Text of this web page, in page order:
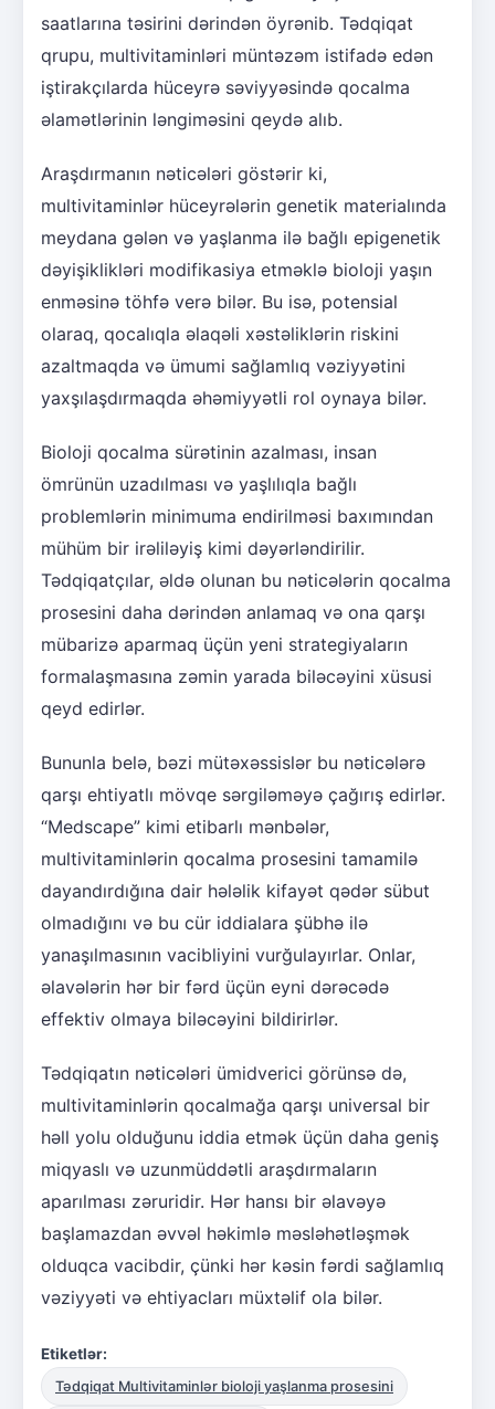
saatlarına təsirini dərindən öyrənib. Tədqiqat
qrupu, multivitaminləri müntəzəm istifadə edən
iştirakçılarda hüceyrə səviyyəsində qocalma
əlamətlərinin ləngiməsini qeydə alıb.
Araşdırmanın nəticələri göstərir ki,
multivitaminlər hüceyrələrin genetik materialında
meydana gələn və yaşlanma ilə bağlı epigenetik
dəyişiklikləri modifikasiya etməklə bioloji yaşın
enməsinə töhfə verə bilər. Bu isə, potensial
olaraq, qocalıqla əlaqəli xəstəliklərin riskini
azaltmaqda və ümumi sağlamlıq vəziyyətini
yaxşılaşdırmaqda əhəmiyyətli rol oynaya bilər.
Bioloji qocalma sürətinin azalması, insan
ömrünün uzadılması və yaşlılıqla bağlı
problemlərin minimuma endirilməsi baxımından
mühüm bir irəliləyiş kimi dəyərləndirilir.
Tədqiqatçılar, əldə olunan bu nəticələrin qocalma
prosesini daha dərindən anlamaq və ona qarşı
mübarizə aparmaq üçün yeni strategiyaların
formalaşmasına zəmin yarada biləcəyini xüsusi
qeyd edirlər.
Bununla belə, bəzi mütəxəssislər bu nəticələrə
qarşı ehtiyatlı mövqe sərgiləməyə çağırış edirlər.
“Medscape” kimi etibarlı mənbələr,
multivitaminlərin qocalma prosesini tamamilə
dayandırdığına dair hələlik kifayət qədər sübut
olmadığını və bu cür iddialara şübhə ilə
yanaşılmasının vacibliyini vurğulayırlar. Onlar,
əlavələrin hər bir fərd üçün eyni dərəcədə
effektiv olmaya biləcəyini bildirirlər.
Tədqiqatın nəticələri ümidverici görünsə də,
multivitaminlərin qocalmağa qarşı universal bir
həll yolu olduğunu iddia etmək üçün daha geniş
miqyaslı və uzunmüddətli araşdırmaların
aparılması zəruridir. Hər hansı bir əlavəyə
başlamazdan əvvəl həkimlə məsləhətləşmək
olduqca vacibdir, çünki hər kəsin fərdi sağlamlıq
vəziyyəti və ehtiyacları müxtəlif ola bilər.
Etiketlər:
Tədqiqat Multivitaminlər bioloji yaşlanma prosesini